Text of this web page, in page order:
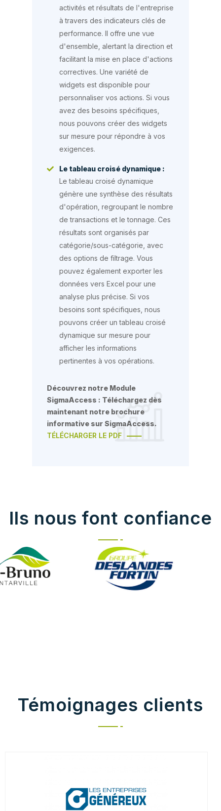
activités et résultats de l'entreprise
à travers des indicateurs clés de
performance. Il offre une vue
d'ensemble, alertant la direction et
facilitant la mise en place d'actions
correctives. Une variété de
widgets est disponible pour
personnaliser vos actions. Si vous
avez des besoins spécifiques,
nous pouvons créer des widgets
sur mesure pour répondre à vos
exigences.
Le tableau croisé dynamique :
Le tableau croisé dynamique
génère une synthèse des résultats
d'opération, regroupant le nombre
de transactions et le tonnage. Ces
résultats sont organisés par
catégorie/sous-catégorie, avec
des options de filtrage. Vous
pouvez également exporter les
données vers Excel pour une
analyse plus précise. Si vos
besoins sont spécifiques, nous
pouvons créer un tableau croisé
dynamique sur mesure pour
afficher les informations
pertinentes à vos opérations.
Découvrez notre Module
SigmaAccess : Téléchargez dès
maintenant notre brochure
informative sur SigmaAccess.
TÉLÉCHARGER LE PDF
Ils nous font confiance
Témoignages clients